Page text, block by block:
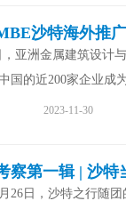
沙特海外推
，亚洲金属建筑设计
国的近200家企业成
2023-11-30
察第一辑 | 沙特
26日，沙特之行随